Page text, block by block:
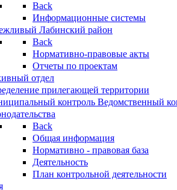
Back
Информационные системы
Лабинский район
Back
Нормативно-правовые акты
Отчеты по проектам
отдел
прилегающей территории
контроль Ведомственный
Back
Общая информация
Нормативно - правовая база
Деятельность
План контрольной деятельности